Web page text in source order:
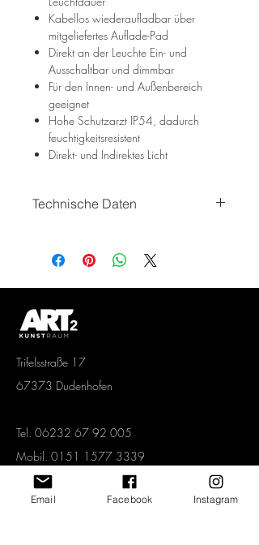
Kabellos wiederaufladbar über
mitgeliefertes Auflade-Pad
Direkt an der Leuchte Ein- und
Ausschaltbar und dimmbar
Für den Innen- und Außenbereich
geeignet
Hohe Schutzarzt IP54, dadurch
feuchtigkeitsresistent
Direkt- und Indirektes Licht
Technische Daten
2,2W
166-178lm
2700-3000K
CRI>80
220-240V
5Vdc max 1A
Trifelsstraße 17
67373 Dudenhofen
Tel. 06232 67 92 005
Mobil. 0151 1577 3339
info@art2-kunstraum.de
Email Facebook Instagram